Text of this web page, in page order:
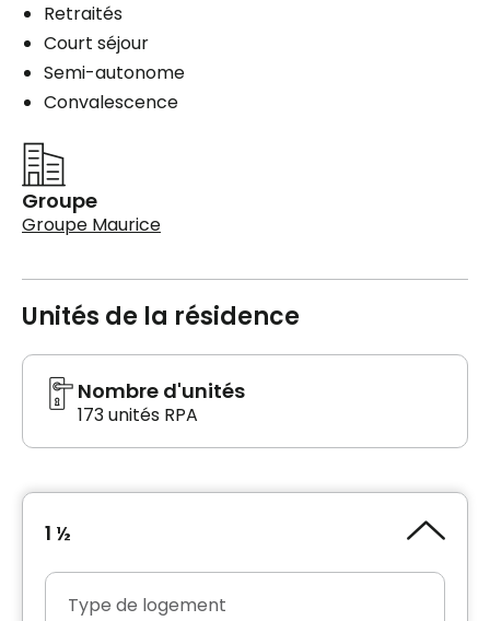
Retraités
Court séjour
Semi-autonome
Convalescence
Groupe
Groupe Maurice
Unités de la résidence
Nombre d'unités
173 unités RPA
1 ½
Type de logement